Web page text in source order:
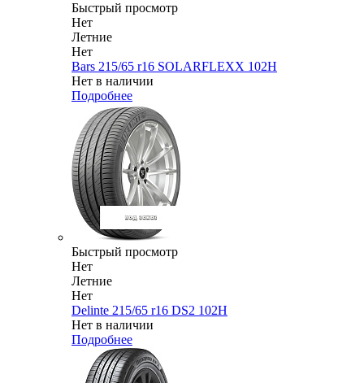
Быстрый просмотр
Нет
Летние
Нет
Bars 215/65 r16 SOLARFLEXX 102H
Нет в наличии
Подробнее
Быстрый просмотр
Нет
Летние
Нет
Delinte 215/65 r16 DS2 102H
Нет в наличии
Подробнее